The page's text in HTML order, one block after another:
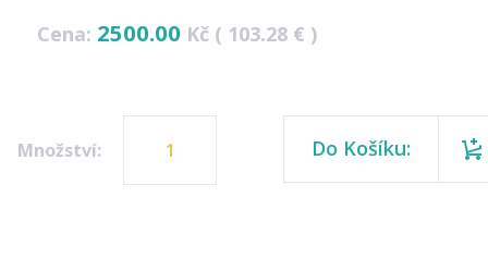
Cena: 2500.00 Kč ( 103.28 € )
Množství: Do Košíku: